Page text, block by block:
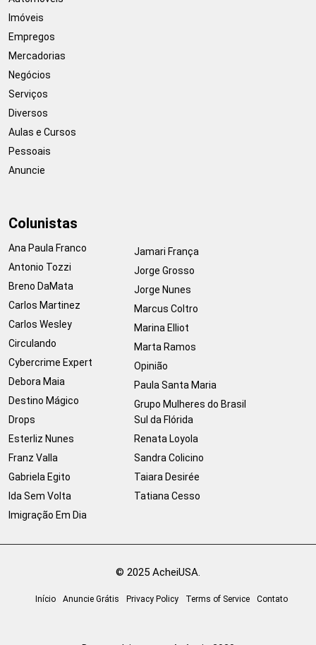
Imóveis
Empregos
Mercadorias
Negócios
Serviços
Diversos
Aulas e Cursos
Pessoais
Anuncie
Colunistas
Ana Paula Franco
Antonio Tozzi
Breno DaMata
Carlos Martinez
Carlos Wesley
Circulando
Cybercrime Expert
Debora Maia
Destino Mágico
Drops
Esterliz Nunes
Franz Valla
Gabriela Egito
Ida Sem Volta
Imigração Em Dia
Jamari França
Jorge Grosso
Jorge Nunes
Marcus Coltro
Marina Elliot
Marta Ramos
Opinião
Paula Santa Maria
Grupo Mulheres do Brasil
Sul da Flórida
Renata Loyola
Sandra Colicino
Taiara Desirée
Tatiana Cesso
© 2025 AcheiUSA.
Início Anuncie Grátis Privacy Policy Terms of Service Contato